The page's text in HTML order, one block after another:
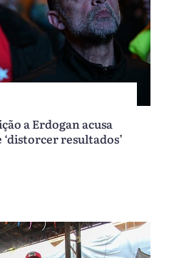
a Erdogan acusa
resultados’